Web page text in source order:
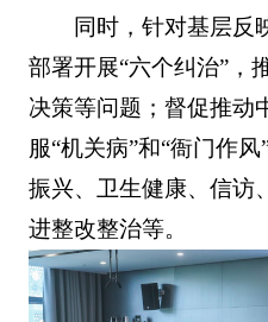
同时，针对基层反
部署开展“六个纠治”，
决策等问题；督促推动
服“机关病”和“衙门作
振兴、卫生健康、信访
进整改整治等。